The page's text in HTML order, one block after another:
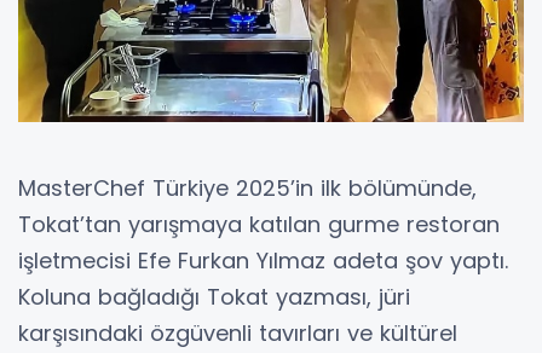
MasterChef Türkiye 2025’in ilk bölümünde,
Tokat’tan yarışmaya katılan gurme restoran
işletmecisi Efe Furkan Yılmaz adeta şov yaptı.
Koluna bağladığı Tokat yazması, jüri
karşısındaki özgüvenli tavırları ve kültürel